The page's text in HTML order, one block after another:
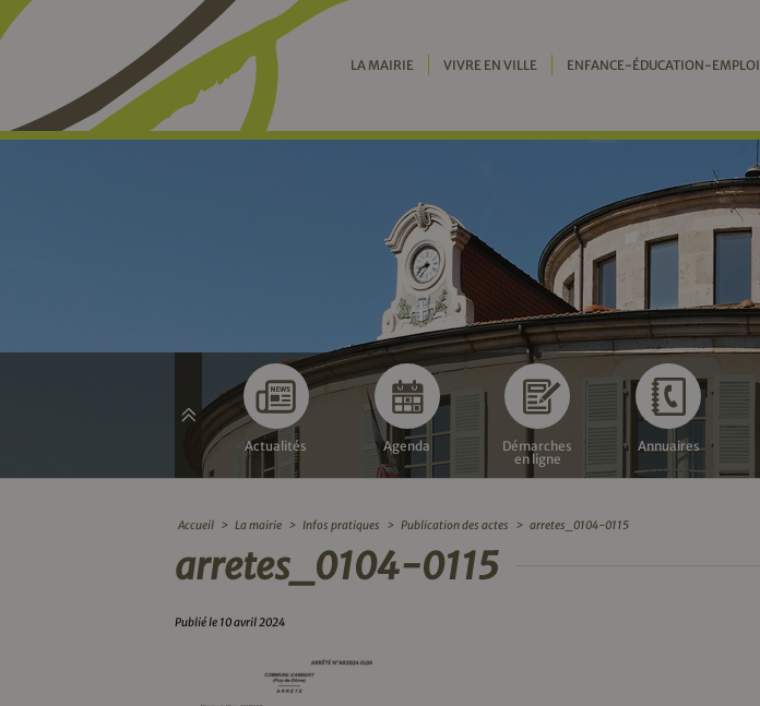
LA MAIRIE VIVRE EN VILLE ENFANCE-ÉDUCATION-EMPLOI
Actualités Agenda
Démarches
en ligne
Annuaires
Accueil > La mairie > Infos pratiques > Publication des actes > arretes_0104-0115
arretes_0104-0115
Publié le 10 avril 2024